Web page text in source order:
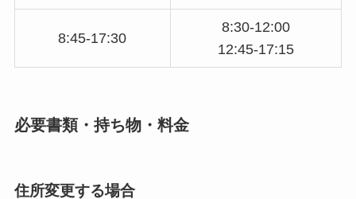
8:45-17:30
8:30-12:00
12:45-17:15
必要書類・持ち物・料金
住所変更する場合